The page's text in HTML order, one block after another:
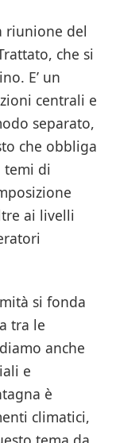
riunione del
che si
E’ un
centrali e
separato,
che obbliga
temi di
ai livelli
si fonda
tra le
anche
e
è
climatici,